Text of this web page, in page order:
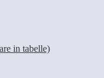
in tabelle)